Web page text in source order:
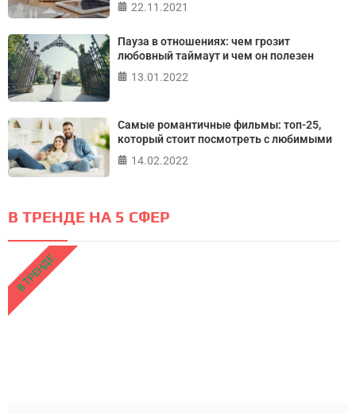
22.11.2021
Пауза в отношениях: чем грозит
любовный таймаут и чем он полезен
13.01.2022
Самые романтичные фильмы: топ-25,
который стоит посмотреть с любимыми
14.02.2022
В ТРЕНДЕ НА 5 СФЕР
В ТРЕНДЕ